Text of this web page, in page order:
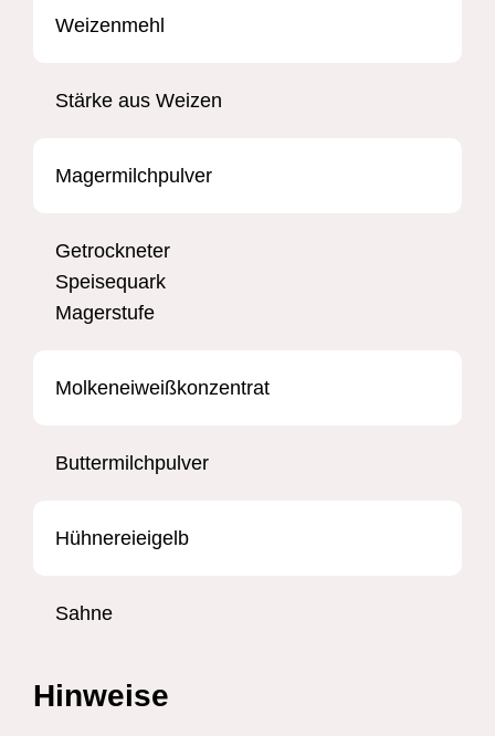
Weizenmehl
Stärke aus Weizen
Magermilchpulver
Getrockneter
Speisequark
Magerstufe
Molkeneiweißkonzentrat
Buttermilchpulver
Hühnereieigelb
Sahne
Hinweise